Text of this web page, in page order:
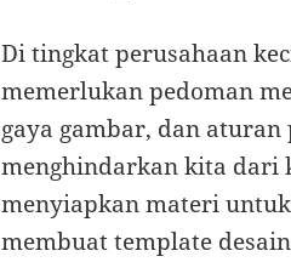
Di tingkat perusahaan
memerlukan pedoman
gaya gambar, dan
menghindarkan kita dari
menyiapkan materi
membuat template